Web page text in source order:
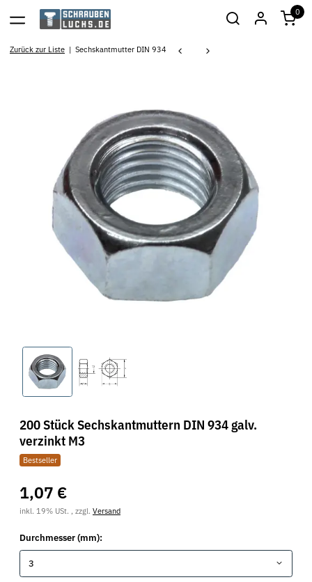
0
Zurück zur Liste Sechskantmutter DIN 934
200 Stück Sechskantmuttern DIN 934 galv.
verzinkt M3
Bestseller
1,07 €
inkl. 19% USt. , zzgl. Versand
Durchmesser (mm):
3